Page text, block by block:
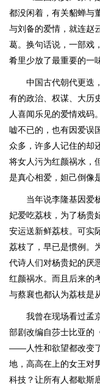
都没闲着，有关貂蝉与
与刘备的爱情，就连赵
葛。换句话说，一部戏
肴里少放了最重要的一
中国古代朝代更迭
有的政治、权谋、大历
人喜闻乐见的爱情戏码
嘘不已的，也有因爱误
众多，许多人记住的却
将女人污为红颜祸水，
是真心相爱，妲己倒像
当年说李隆基因爱
妃爱吃荔枝，为了杨贵
安运送新鲜荔枝。可实
荔枝了，早已是惯例。
代诗人们对杨贵妃的厌
红颜祸水。而且后来的
与蔡襄也都认为荔枝是
我曾在现场看过孟
部剧改编自莎士比亚的
——人性和欲望都改变
地，高高在上的女王对
科技？让所有人都歇斯